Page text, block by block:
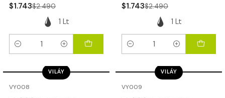
$1.743$2.490
1 Lt
Cantidad
$1.743$2.490
1 Lt
Cantidad
VY008
VILÁY
VY009
VILÁY